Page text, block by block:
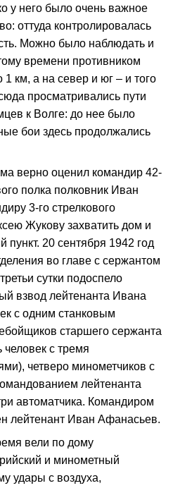
у него было очень важное
оттуда контролировалась
Можно было наблюдать и
времени противником
1 км, а на север и юг – и того
просматривались пути
к Волге: до нее было
бои здесь продолжались
верно оценил командир 42-
полка полковник Иван
3-го стрелкового
Жукову захватить дом и
пункт. 20 сентября 1942 год
во главе с сержантом
сутки подоспело
взвод лейтенанта Ивана
с одним станковым
старшего сержанта
с тремя
четверо минометчиков с
лейтенанта
автоматчика. Командиром
лейтенант Иван Афанасьев.
вели по дому
и минометный
удары с воздуха,